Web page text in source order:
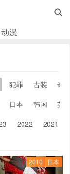

动漫
犯罪 古装
奇
日本 韩国
英
2022 2021
2010 日本